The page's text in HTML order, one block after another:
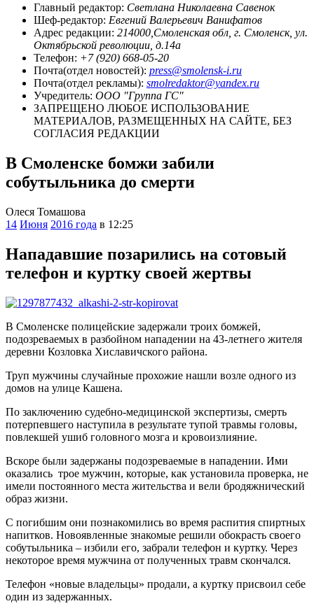
Главный редактор: Светлана Николаевна Савенок
Шеф-редактор: Евгений Валерьевич Ванифатов
Адрес редакции: 214000,Смоленская обл, г. Смоленск, ул.
Октябрьской революции, д.14а
Телефон: +7 (920) 668-05-20
Почта(отдел новостей): press@smolensk-i.ru
Почта(отдел рекламы): smolredaktor@yandex.ru
Учредитель: ООО "Группа ГС"
ЗАПРЕЩЕНО ЛЮБОЕ ИСПОЛЬЗОВАНИЕ
МАТЕРИАЛОВ, РАЗМЕЩЕННЫХ НА САЙТЕ, БЕЗ
СОГЛАСИЯ РЕДАКЦИИ
В Смоленске бомжи забили
собутыльника до смерти
Олеся Томашова
14 Июня 2016 года в 12:25
Нападавшие позарились на сотовый
телефон и куртку своей жертвы
В Смоленске полицейские задержали троих бомжей,
подозреваемых в разбойном нападении на 43-летнего жителя
деревни Козловка Хиславичского района.
Труп мужчины случайные прохожие нашли возле одного из
домов на улице Кашена.
По заключению судебно-медицинской экспертизы, смерть
потерпевшего наступила в результате тупой травмы головы,
повлекшей ушиб головного мозга и кровоизлияние.
Вскоре были задержаны подозреваемые в нападении. Ими
оказались трое мужчин, которые, как установила проверка, не
имели постоянного места жительства и вели бродяжнический
образ жизни.
С погибшим они познакомились во время распития спиртных
напитков. Новоявленные знакомые решили обокрасть своего
собутыльника – избили его, забрали телефон и куртку. Через
некоторое время мужчина от полученных травм скончался.
Телефон «новые владельцы» продали, а куртку присвоил себе
один из задержанных.